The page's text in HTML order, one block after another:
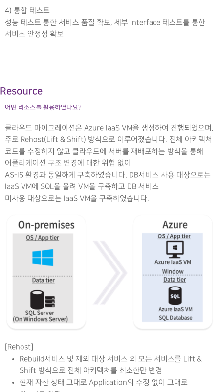
4) 통합 테스트
성능 테스트 통한 서비스 품질 확보, 세부 interface 테스트를 통한
서비스 안정성 확보
Resource
어떤 리소스를 활용하였나요?
클라우드 마이그레이션은 Azure IaaS VM을 생성하여 진행되었으며,
주로 Rehost(Lift & Shift) 방식으로 이루어졌습니다. 전체 아키텍처
코드를 수정하지 않고 클라우드에 서버를 재배포하는 방식을 통해
어플리케이션 구조 변경에 대한 위험 없이
AS-IS 환경과 동일하게 구축하였습니다. DB서비스 사용 대상으로는
IaaS VM에 SQL을 올려 VM을 구축하고 DB 서비스
미사용 대상으로는 IaaS VM을 구축하였습니다.
[Rehost]
Rebuild서비스 및 제외 대상 서비스 외 모든 서비스를 Lift &
Shift 방식으로 전체 아키텍처를 최소한만 변경
현재 자산 상태 그대로 Application의 수정 없이 그대로